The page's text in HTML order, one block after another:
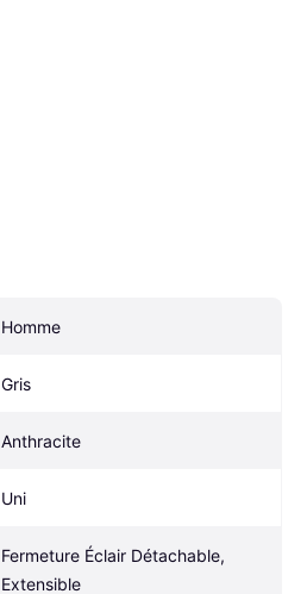
Homme
Gris
Anthracite
Uni
Fermeture Éclair Détachable,
Extensible